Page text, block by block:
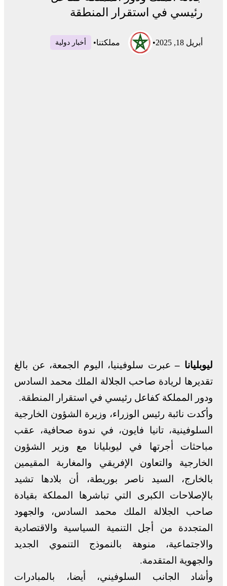
رئيسي في استقرار المنطقة
أبريل 18, 2025 • مملكتنا• أخبار دولية
ليوبليانا –عبرت سلوفينيا، اليوم الجمعة، عن بالغ
تقديرها لريادة صاحب الجلالة الملك محمد السادس
ودور المملكة كفاعل رئيسي في استقرار المنطقة.
وأكدت نائبة رئيس الوزراء، وزيرة الشؤون الخارجية
السلوفينية، تانيا فايون، في ندوة صحافية، عقب
مباحثات أجرتها في ليوبليانا مع وزير الشؤون
الخارجية والتعاون الإفريقي والمغاربة المقيمين
بالخارج، السيد ناصر بوريطة، أن بلادها تشيد
بالإصلاحات الكبرى التي تباشرها المملكة بقيادة
صاحب الجلالة الملك محمد السادس، والجهود
المتجددة من أجل التنمية السياسية والاقتصادية
والاجتماعية، منوهة بالنموذج التنموي الجديد
والجهوية المتقدمة.
وأشاد الجانب السلوفيني، أيضا، بالمبادرات